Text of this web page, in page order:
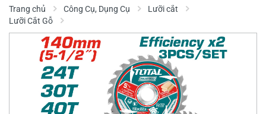
Trang chủ Công Cụ, Dụng Cụ
Lưỡi cắt
Lưỡi Cắt Gỗ